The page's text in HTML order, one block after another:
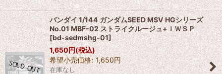
バンダイ 1/144 ガンダムSEED MSV HGシリーズ
No.01 MBF-02 ストライクルージュ+ＩＷＳＰ
[bd-sedmshg-01]
1,650円(税込)
希望小売価格: 1,650円
在庫なし